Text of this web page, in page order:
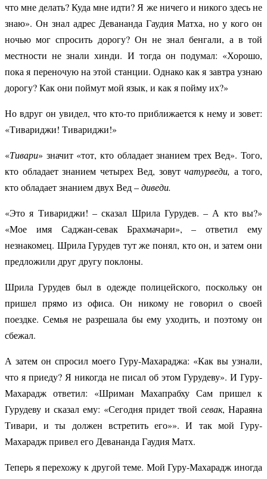
что мне делать? Куда мне идти? Я же ничего и никого здесь не
знаю». Он знал адрес Девананда Гаудия Матха, но у кого он
ночью мог спросить дорогу? Он не знал бенгали, а в той
местности не знали хинди. И тогда он подумал: «Хорошо,
пока я переночую на этой станции. Однако как я завтра узнаю
дорогу? Как они поймут мой язык, и как я пойму их?»
Но вдруг он увидел, что кто-то приближается к нему и зовет:
«Тивариджи! Тивариджи!»
«Тивари» значит «тот, кто обладает знанием трех Вед». Того,
кто обладает знанием четырех Вед, зовут чатурведи, а того,
кто обладает знанием двух Вед –диведи.
«Это я Тивариджи! – сказал Шрила Гурудев. – А кто вы?»
«Мое имя Саджан-севак Брахмачари», – ответил ему
незнакомец. Шрила Гурудев тут же понял, кто он, и затем они
предложили друг другу поклоны.
Шрила Гурудев был в одежде полицейского, поскольку он
пришел прямо из офиса. Он никому не говорил о своей
поездке. Семья не разрешала бы ему уходить, и поэтому он
сбежал.
А затем он спросил моего Гуру-Махараджа: «Как вы узнали,
что я приеду? Я никогда не писал об этом Гурудеву». И Гуру-
Махарадж ответил: «Шриман Махапрабху Сам пришел к
Гурудеву и сказал ему: «Сегодня придет твой севак, Нараяна
Тивари, и ты должен встретить его»». И так мой Гуру-
Махарадж привел его Девананда Гаудия Матх.
Теперь я перехожу к другой теме. Мой Гуру-Махарадж иногда